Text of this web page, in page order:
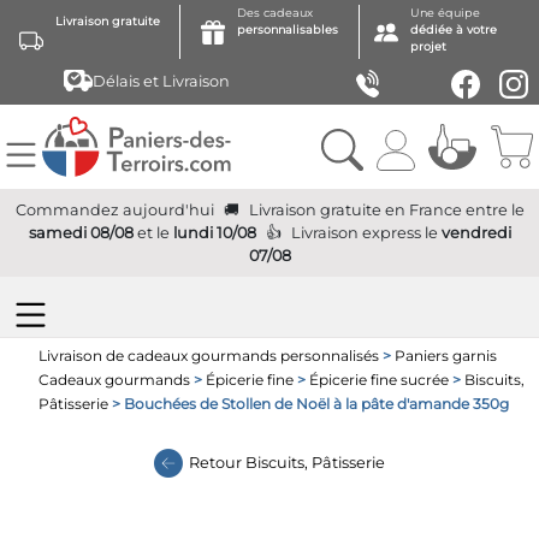
Livraison gratuite
Des cadeaux
personnalisables
Une équipe
dédiée à votre
projet
Délais et Livraison
Commandez aujourd'hui Livraison gratuite en France entre le
samedi 08/08et le lundi 10/08 Livraison expressle vendredi
07/08
Livraison de cadeaux gourmands personnalisés > Paniers garnis
Cadeaux gourmands > Épicerie fine > Épicerie fine sucrée > Biscuits,
Pâtisserie > Bouchées de Stollen de Noël à la pâte d'amande 350g
Retour Biscuits, Pâtisserie